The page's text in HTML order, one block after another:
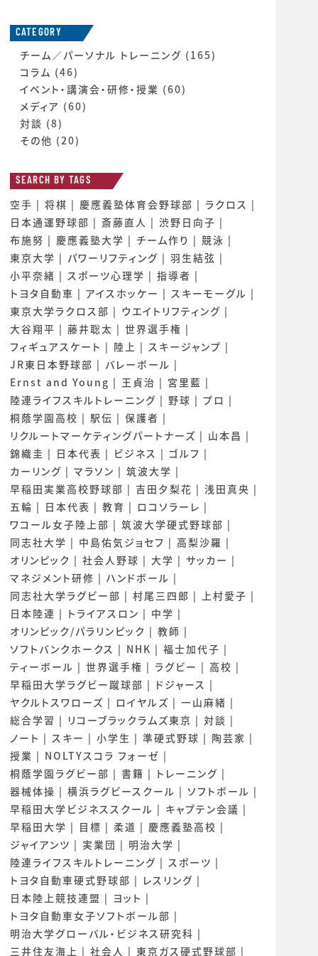
CATEGORY
チーム／パーソナル トレーニング (165)
コラム (46)
イベント・講演会・研修・授業 (60)
メディア (60)
対談 (8)
その他 (20)
SEARCH BY TAGS
空手 将棋 慶應義塾体育会野球部
ラクロス
日本通運野球部
斎藤直人
渋野日向子
布施努
慶應義塾大学 チーム作り
競泳
東京大学
パワーリフティング
羽生結弦
小平奈緒
スポーツ心理学
指導者
トヨタ自動車
アイスホッケー
スキーモーグル
東京大学ラクロス部
ウエイトリフティング
大谷翔平
藤井聡太
世界選手権
フィギュアスケート
陸上
スキージャンプ
JR東日本野球部
バレーボール
Ernst and Young
王貞治
宮里藍
陸連ライフスキルトレーニング
野球
プロ
桐蔭学園高校
駅伝
保護者
リクルートマーケティングパートナーズ
山本昌
錦織圭
日本代表 ビジネス
ゴルフ
カーリング
マラソン
筑波大学
早稲田実業高校野球部
吉田夕梨花
浅田真央
五輪
日本代表 教育
ロコソラーレ
ワコール女子陸上部
筑波大学硬式野球部
同志社大学
中島佑気ジョセフ
高梨沙羅
オリンピック
社会人野球 大学
サッカー
マネジメント研修
ハンドボール
同志社大学ラグビー部
村尾三四郎
上村愛子
日本陸連
トライアスロン
中学
オリンピック/パラリンピック
教師
ソフトバンクホークス
NHK
福士加代子
ティーボール
世界選手権 ラグビー
高校
早稲田大学ラグビー蹴球部
ドジャース
ヤクルトスワローズ
ロイヤルズ
一山麻緒
総合学習
リコーブラックラムズ東京
対談
ノート
スキー 小学生 準硬式野球
陶芸家
授業
NOLTYスコラ フォーゼ
桐蔭学園ラグビー部
書籍
トレーニング
器械体操
横浜ラグビースクール
ソフトボール
早稲田大学ビジネススクール
キャプテン会議
早稲田大学
目標 柔道
慶應義塾高校
ジャイアンツ
実業団
明治大学
陸連ライフスキルトレーニング
スポーツ
トヨタ自動車硬式野球部
レスリング
日本陸上競技連盟
ヨット
トヨタ自動車女子ソフトボール部
明治大学グローバル・ビジネス研究科
三井住友海上
社会人 東京ガス硬式野球部